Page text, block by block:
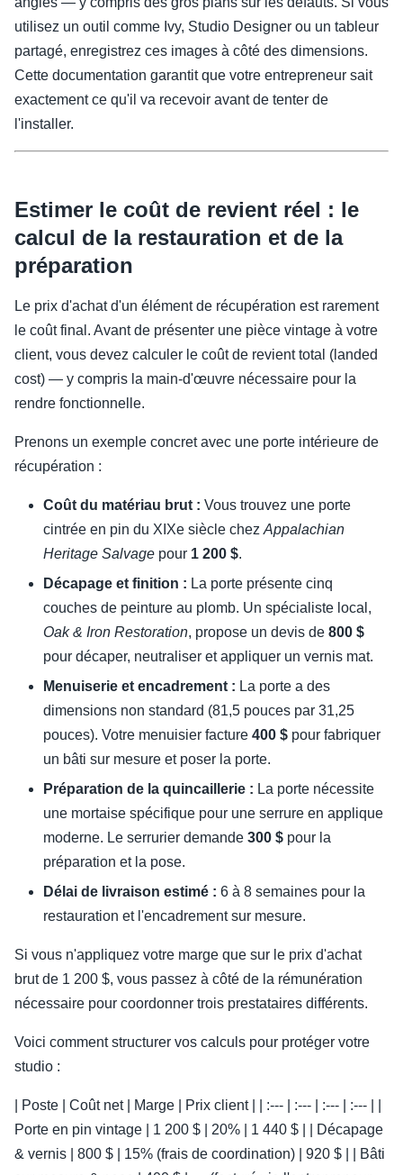
utilisez un outil comme Ivy, Studio Designer ou un tableur
partagé, enregistrez ces images à côté des dimensions.
Cette documentation garantit que votre entrepreneur sait
exactement ce qu'il va recevoir avant de tenter de
l'installer.
Estimer le coût de revient réel : le
calcul de la restauration et de la
préparation
Le prix d'achat d'un élément de récupération est rarement
le coût final. Avant de présenter une pièce vintage à votre
client, vous devez calculer le coût de revient total (landed
cost) — y compris la main-d'œuvre nécessaire pour la
rendre fonctionnelle.
Prenons un exemple concret avec une porte intérieure de
récupération :
Coût du matériau brut : Vous trouvez une porte
cintrée en pin du XIXe siècle chez Appalachian
Heritage Salvage pour 1 200 $.
Décapage et finition : La porte présente cinq
couches de peinture au plomb. Un spécialiste local,
Oak & Iron Restoration, propose un devis de 800 $
pour décaper, neutraliser et appliquer un vernis mat.
Menuiserie et encadrement : La porte a des
dimensions non standard (81,5 pouces par 31,25
pouces). Votre menuisier facture 400 $ pour fabriquer
un bâti sur mesure et poser la porte.
Préparation de la quincaillerie : La porte nécessite
une mortaise spécifique pour une serrure en applique
moderne. Le serrurier demande 300 $ pour la
préparation et la pose.
Délai de livraison estimé : 6 à 8 semaines pour la
restauration et l'encadrement sur mesure.
Si vous n'appliquez votre marge que sur le prix d'achat
brut de 1 200 $, vous passez à côté de la rémunération
nécessaire pour coordonner trois prestataires différents.
Voici comment structurer vos calculs pour protéger votre
studio :
| Poste | Coût net | Marge | Prix client | | :--- | :--- | :--- | :--- | |
Porte en pin vintage | 1 200 $ | 20% | 1 440 $ | | Décapage
& vernis | 800 $ | 15% (frais de coordination) | 920 $ | | Bâti